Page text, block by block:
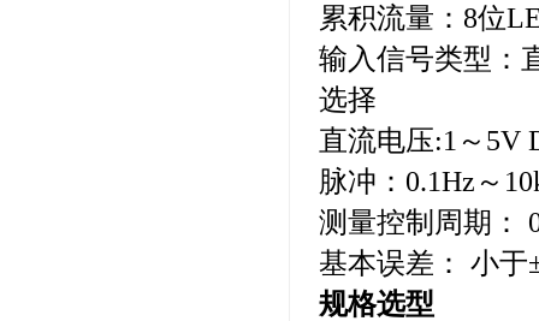
累积流量：8位
输入信号类型：
选择
直流电压:1～5V
脉冲：0.1Hz～
测量控制周期：
基本误差： 小于
规格选型